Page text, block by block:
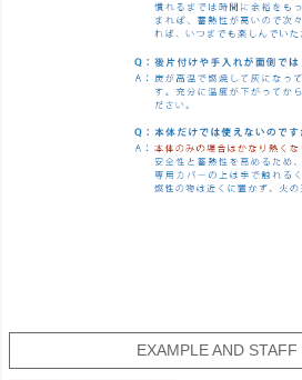
EXAMPLE AND STAFF